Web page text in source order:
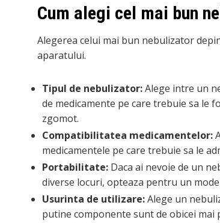
Cum alegi cel mai bun
Alegerea celui mai bun nebulizator
aparatului.
Tipul de nebulizator:Alege intre un
de medicamente pe care trebuie sa le
zgomot.
Compatibilitatea medicamentelor:
medicamentele pe care trebuie sa le
Portabilitate: Daca ai nevoie de un
diverse locuri, opteaza pentru un
Usurinta de utilizare:Alege un
putine componente sunt de obicei mai